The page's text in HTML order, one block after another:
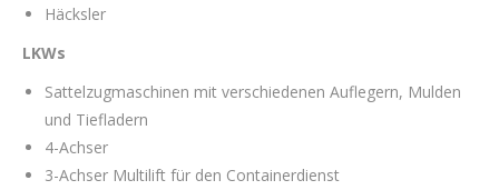
Häcksler
LKWs
Sattelzugmaschinen mit verschiedenen Auflegern, Mulden
und Tiefladern
4-Achser
3-Achser Multilift für den Containerdienst